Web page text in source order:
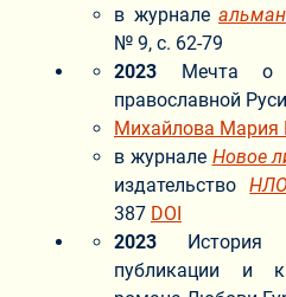
в журнале
№ 9, с. 62-79
2023
Мечта о
православной
Михайлова Мария
в журнале Новое
издательствоНЛО
387 DOI
2023
История
публикации и